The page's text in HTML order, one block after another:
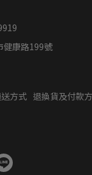
健康路199號
方式 退換貨及付款